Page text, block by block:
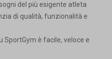
del più esigente atleta
di qualità, funzionalità e
SportGym è facile, veloce e